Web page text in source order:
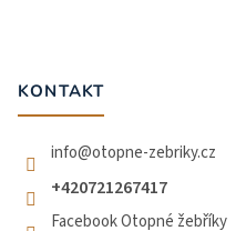
KONTAKT
info@otopne-zebriky.cz
+420721267417
Facebook Otopné žebříky